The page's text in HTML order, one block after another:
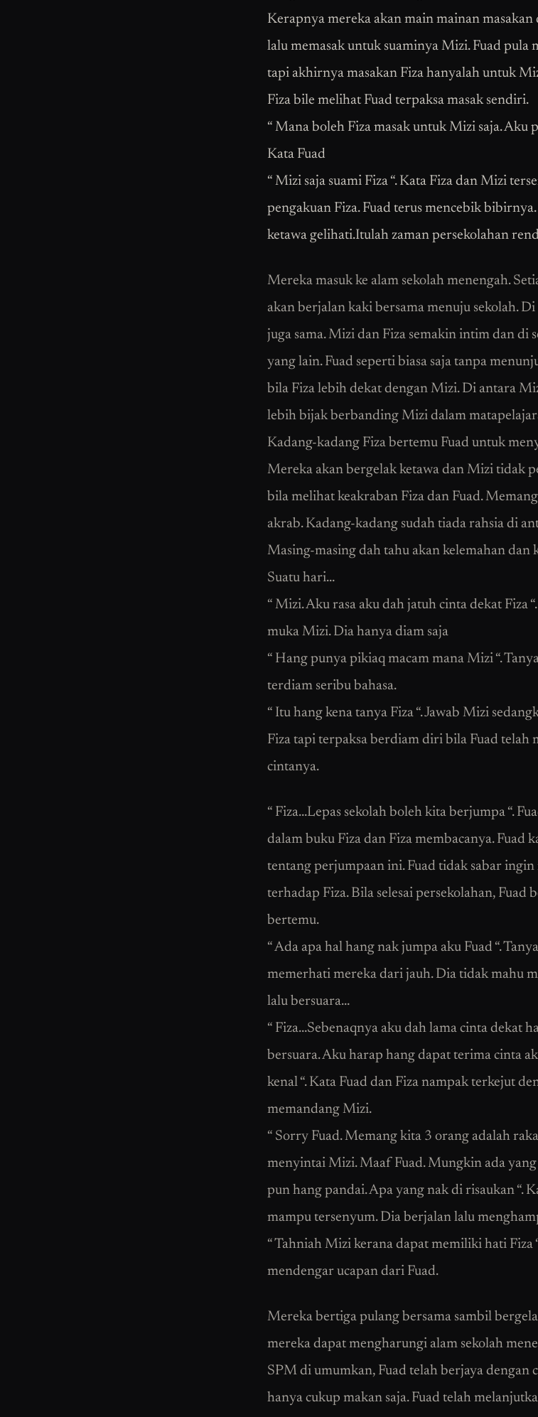
Kerapnya mereka akan main mainan
lalu memasak untuk suaminya Mizi. Fuad pula
tapi akhirnya masakan Fiza hanyalah untuk
Fiza bile melihat Fuad terpaksa masak sendiri.
“ Mana boleh Fiza masak untuk Mizi saja. Aku
Kata Fuad
“ Mizi saja suami Fiza “. Kata Fiza dan Mizi
pengakuan Fiza. Fuad terus mencebik
ketawa gelihati.Itulah zaman persekolahan
Mereka masuk ke alam sekolah menengah.
akan berjalan kaki bersama menuju sekolah.
juga sama. Mizi dan Fiza semakin intim dan di
yang lain. Fuad seperti biasa saja tanpa
bila Fiza lebih dekat dengan Mizi. Di antara
lebih bijak berbanding Mizi dalam
Kadang-kadang Fiza bertemu Fuad untuk
Mereka akan bergelak ketawa dan Mizi tidak
bila melihat keakraban Fiza dan Fuad.
akrab. Kadang-kadang sudah tiada rahsia di
Masing-masing dah tahu akan kelemahan dan
Suatu hari…
“ Mizi. Aku rasa aku dah jatuh cinta dekat Fiza
muka Mizi. Dia hanya diam saja
“ Hang punya pikiaq macam mana Mizi “.
terdiam seribu bahasa.
“ Itu hang kena tanya Fiza “. Jawab Mizi
Fiza tapi terpaksa berdiam diri bila Fuad telah
cintanya.
“ Fiza…Lepas sekolah boleh kita berjumpa “.
dalam buku Fiza dan Fiza membacanya. Fuad
tentang perjumpaan ini. Fuad tidak sabar
terhadap Fiza. Bila selesai persekolahan, Fuad
bertemu.
“ Ada apa hal hang nak jumpa aku Fuad “.
memerhati mereka dari jauh. Dia tidak mahu
lalu bersuara…
“ Fiza…Sebenaqnya aku dah lama cinta dekat
bersuara. Aku harap hang dapat terima cinta
kenal “. Kata Fuad dan Fiza nampak terkejut
memandang Mizi.
“ Sorry Fuad. Memang kita 3 orang adalah
menyintai Mizi. Maaf Fuad. Mungkin ada
pun hang pandai. Apa yang nak di risaukan “.
mampu tersenyum. Dia berjalan lalu
“ Tahniah Mizi kerana dapat memiliki hati Fiza
mendengar ucapan dari Fuad.
Mereka bertiga pulang bersama sambil
mereka dapat mengharungi alam sekolah
SPM di umumkan, Fuad telah berjaya dengan
hanya cukup makan saja. Fuad telah